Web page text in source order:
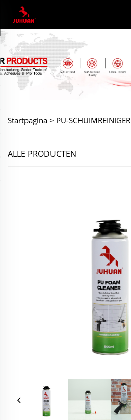
Startpagina > PU-SCHUIMREINIGER
ALLE PRODUCTEN